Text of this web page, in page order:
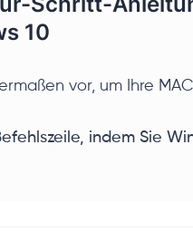
10
vor, um Ihre
indem Sie